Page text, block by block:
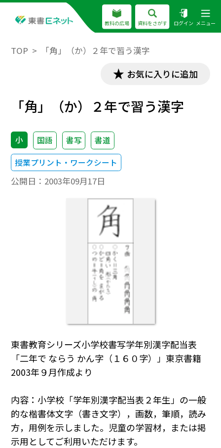
教科の広場 資料をさがす ログイン メニュー
TOP 「角」（か）２年で習う漢字
お気に入りに追加
「角」（か）２年で習う漢字
小 国語 書写
書道
授業プリント・ワークシート
公開日： 2003年09月17日
東書教育シリーズ小学校書写学年別漢字配当表
「二年で ならう かん字（１６０字）」東京書籍
2003年９月作成より
内容：小学校「学年別漢字配当表２年生」の一般
的な楷書体文字（書き文字），画数，筆順，読み
方，用例を示しました。児童の学習材，または掲
示用としてご利用いただけます。